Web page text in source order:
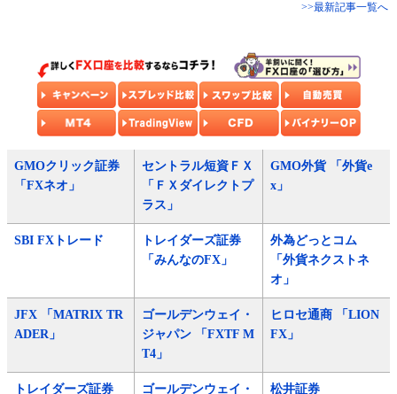
>>最新記事一覧へ
GMOクリック証券
「FXネオ」
セントラル短資ＦＸ
「ＦＸダイレクトプ
ラス」
GMO外貨 「外貨e
x」
SBI FXトレード
トレイダーズ証券
「みんなのFX」
外為どっとコム
「外貨ネクストネ
オ」
JFX 「MATRIX TR
ADER」
ゴールデンウェイ・
ジャパン 「FXTF M
T4」
ヒロセ通商 「LION
FX」
トレイダーズ証券 ゴールデンウェイ・ 松井証券